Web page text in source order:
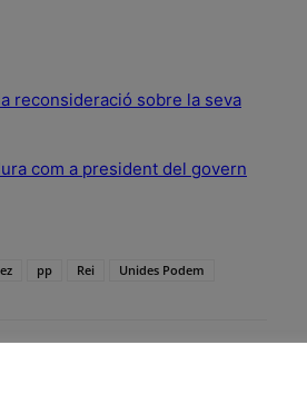
reconsideració sobre la seva
com a president del govern
pp Rei Unides Podem